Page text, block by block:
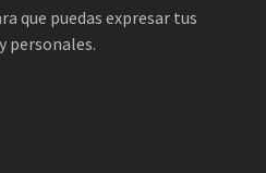
que puedas expresar tus
personales.